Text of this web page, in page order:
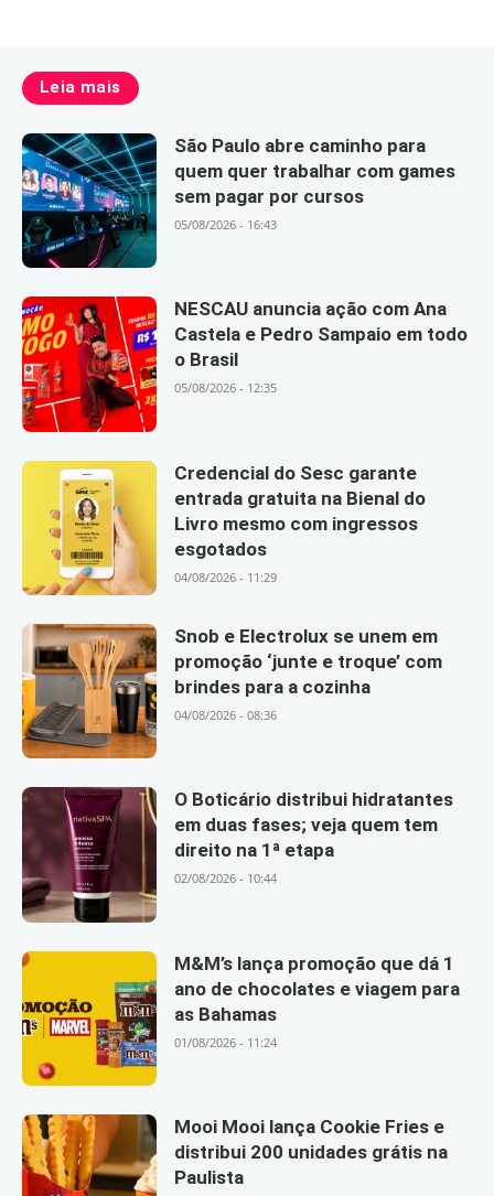
Leia mais
São Paulo abre caminho para
quem quer trabalhar com games
sem pagar por cursos
05/08/2026 - 16:43
NESCAU anuncia ação com Ana
Castela e Pedro Sampaio em todo
o Brasil
05/08/2026 - 12:35
Credencial do Sesc garante
entrada gratuita na Bienal do
Livro mesmo com ingressos
esgotados
04/08/2026 - 11:29
Snob e Electrolux se unem em
promoção ‘junte e troque’ com
brindes para a cozinha
04/08/2026 - 08:36
O Boticário distribui hidratantes
em duas fases; veja quem tem
direito na 1ª etapa
02/08/2026 - 10:44
M&M’s lança promoção que dá 1
ano de chocolates e viagem para
as Bahamas
01/08/2026 - 11:24
Mooi Mooi lança Cookie Fries e
distribui 200 unidades grátis na
Paulista